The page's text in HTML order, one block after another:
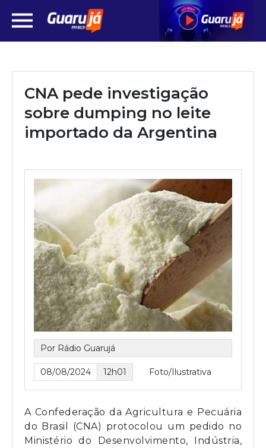
CNA pede investigação
sobre dumping no leite
importado da Argentina
Por Rádio Guarujá
08/08/2024 12h01 Foto/Ilustrativa
A Confederação da Agricultura e Pecuária
do Brasil (CNA) protocolou um pedido no
Ministério do Desenvolvimento, Indústria,